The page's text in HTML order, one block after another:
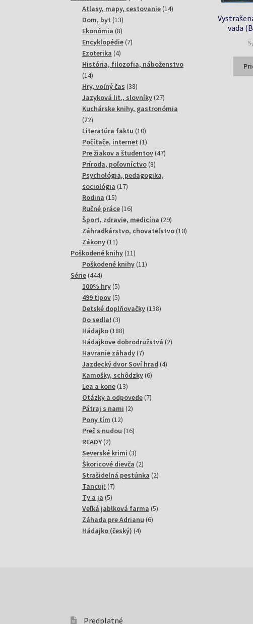
vada
produktov
Atlasy, mapy, cestovanie 1414
Dom, byt 1313
produktov
Ekonómia 88
produktov
Encyklopédie 77
Ezoterika 44
produkty
História, filozofia, náboženstvo
1414
produktov
Hry, voľný čas 3838
produktov
Jazyková lit., slovníky 2727
produktov
Kuchárske knihy, gastronómia
2222
produktov
Literatúra faktu 1010
produktov
Počítače, internet 11
produkt
Pre žiakov a študentov 4747
Príroda, poľovníctvo 88
produktov
Psychológia, pedagogika,
sociológia 1717
Rodina 1515
produktov
Ručné práce 1616
produktov
Šport, zdravie, medicína 2929
produktov
Záhradkárstvo, chovateľstvo 1010
Zákony 1111
produktov
Poškodené knihy 1111
produktov
Poškodené knihy 1111
Série 444444
produktov
100% hry 55
produktov
499 tipov 55
produktov
Detské doplňovačky 138138
Do sedla! 33
produkty
Hádajko 188188
produktov
Hádajkove dobrodružstvá 22
Havranie záhady 77
produktov
Jazdecký dvor Soví hrad 44
Kamošky, schôdzky 66
Lea a kone 1313
produktov
Otázky a odpovede 77
Pátraj s nami 22
Pony tím 1212
produktov
Preč s nudou 1616
READY 22
produkty
Severské krimi 33
produkty
Škoricové dievča 22
produkty
Strašidelná pestúnka 22
Tancuj! 77
Ty a ja 55
produktov
Veľká jablková farma 55
Záhada pre Adrianu 66
Hádajko (český) 44
Predplatné